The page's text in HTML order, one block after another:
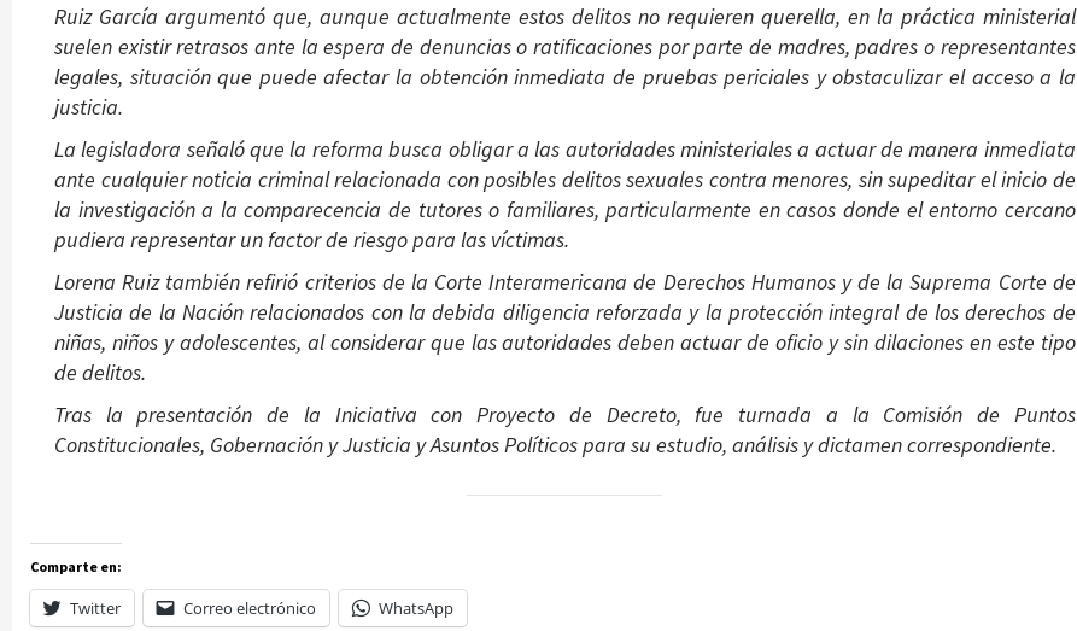
Ruiz García argumentó que, aunque actualmente estos delitos no requieren querella, en la práctica ministerial
suelen existir retrasos ante la espera de denuncias o ratificaciones por parte de madres, padres o representantes
legales, situación que puede afectar la obtención inmediata de pruebas periciales y obstaculizar el acceso a la
justicia.
La legisladora señaló que la reforma busca obligar a las autoridades ministeriales a actuar de manera inmediata
ante cualquier noticia criminal relacionada con posibles delitos sexuales contra menores, sin supeditar el inicio de
la investigación a la comparecencia de tutores o familiares, particularmente en casos donde el entorno cercano
pudiera representar un factor de riesgo para las víctimas.
Lorena Ruiz también refirió criterios de la Corte Interamericana de Derechos Humanos y de la Suprema Corte de
Justicia de la Nación relacionados con la debida diligencia reforzada y la protección integral de los derechos de
niñas, niños y adolescentes, al considerar que las autoridades deben actuar de oficio y sin dilaciones en este tipo
de delitos.
Tras la presentación de la Iniciativa con Proyecto de Decreto, fue turnada a la Comisión de Puntos
Constitucionales, Gobernación y Justicia y Asuntos Políticos para su estudio, análisis y dictamen correspondiente.
Comparte en:
Twitter Correo electrónico WhatsApp